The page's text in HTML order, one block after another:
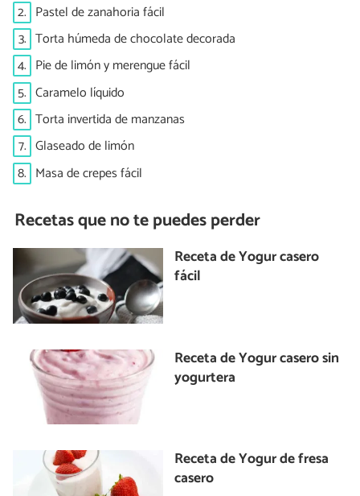
2. Pastel de zanahoria fácil
3. Torta húmeda de chocolate decorada
4. Pie de limón y merengue fácil
5. Caramelo líquido
6. Torta invertida de manzanas
7. Glaseado de limón
8. Masa de crepes fácil
Recetas que no te puedes perder
Receta de Yogur casero
fácil
Receta de Yogur casero sin
yogurtera
Receta de Yogur de fresa
casero